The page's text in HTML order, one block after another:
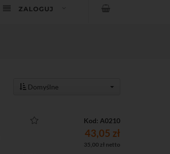
ZALOGUJ
Domyślne
Kod: A0210
43,05 zł
35,00 zł netto